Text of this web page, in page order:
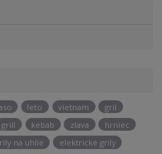
leto vietnam
gril
grill kebab zlava
hrniec
na uhlie
elektrické grily